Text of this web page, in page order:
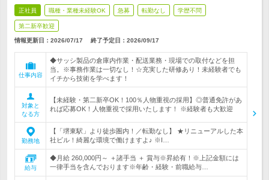
正社員 職種・業種未経験OK 急募 転勤なし 学歴不問
第二新卒歓迎
情報更新日：2026/07/17 終了予定日： 2026/09/17
仕事内容
◆サッシ製品の倉庫内作業・配送業務・現場での取付などを担
当。※事務作業は一切なし！☆充実した研修あり！未経験者でも
イチから技術を学べます！
対象と
なる方
【未経験・第二新卒OK！100％人物重視の採用】◎普通免許があ
れば応募OK！人物重視で採用いたします！ ※経験者も大歓迎
勤務地
【「堺東駅」より徒歩圏内！／転勤なし】 ★リニューアルした本
社ビル！綺麗な環境で働けますよ♪ ※I…
給与
◆月給 260,000円～ ＋諸手当 ＋ 賞与※昇給有！※上記金額には
一律手当を含んでおります※年齢・経験・前職給与…